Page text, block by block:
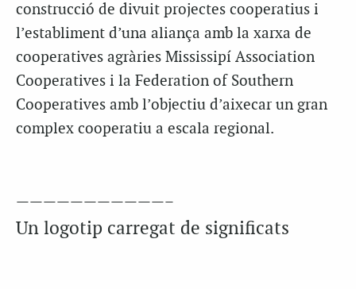
construcció de divuit projectes cooperatius i
l’establiment d’una aliança amb la xarxa de
cooperatives agràries Mississipí Association
Cooperatives i la Federation of Southern
Cooperatives amb l’objectiu d’aixecar un gran
complex cooperatiu a escala regional.
———————————–
Un logotip carregat de significats